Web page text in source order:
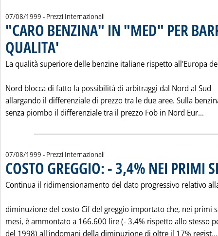
07/08/1999 - Prezzi Internazionali
"CARO BENZINA" IN "MED" PER
QUALITA'
La qualità superiore delle benzine italiane rispetto all'Europa
Nord blocca di fatto la possibilità di arbitraggi dal Nord al Sud
allargando il differenziale di prezzo tra le due aree. Sulla
senza piombo il differenziale tra il prezzo Fob in Nord Eur...
07/08/1999 - Prezzi Internazionali
COSTO GREGGIO: - 3,4% NEI PRIMI
Continua il ridimensionamento del dato progressivo relativo
diminuzione del costo Cif del greggio importato che, nei primi
mesi, è ammontato a 166.600 lire (- 3,4% rispetto allo stesso
del 1998) all'indomani della diminuzione di oltre il 17% regist...